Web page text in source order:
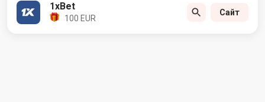
1xBet
100 EUR
Сайт